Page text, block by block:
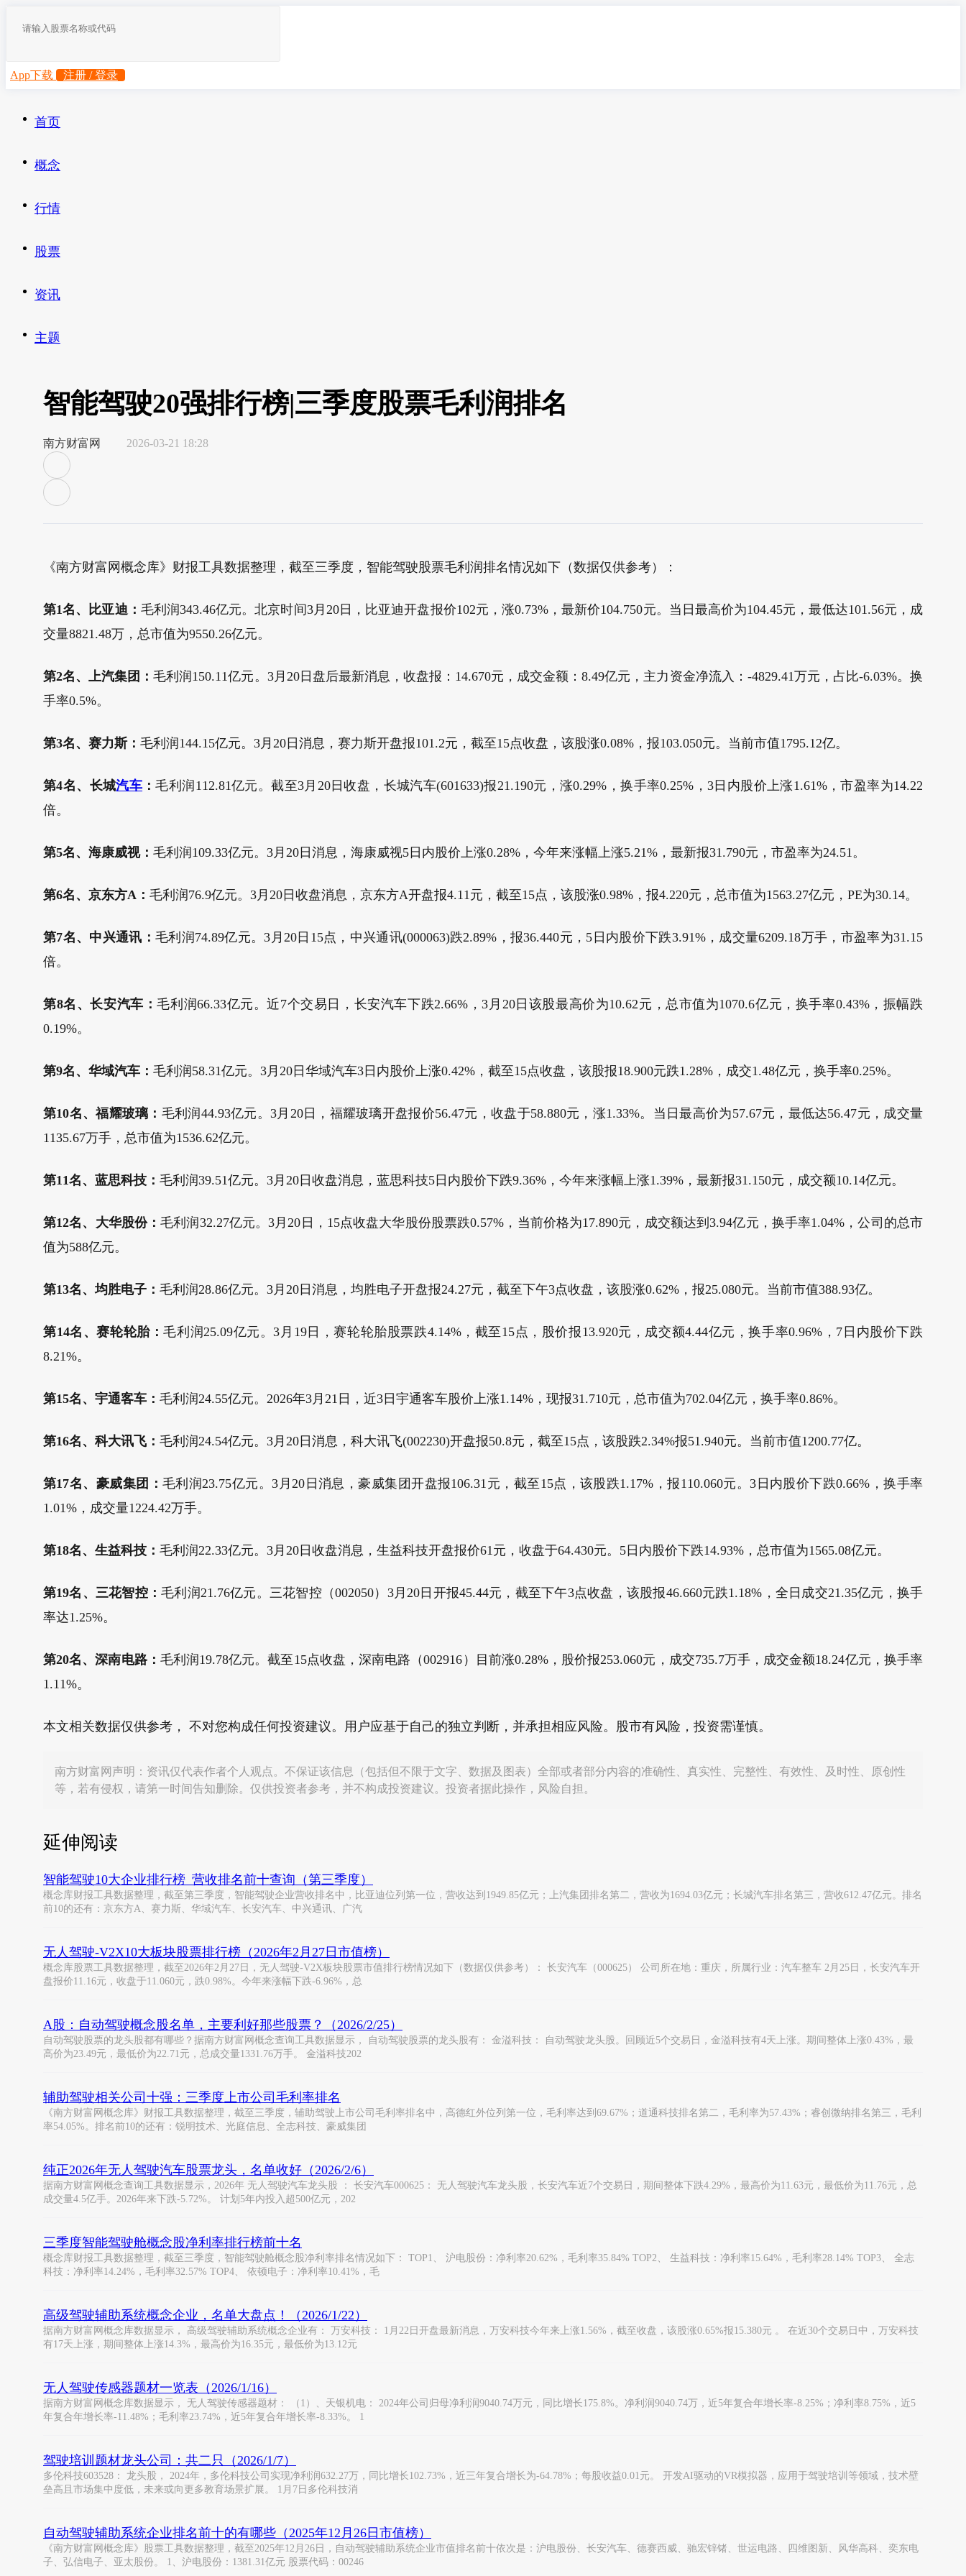
App下载 注册 / 登录
首页
概念
行情
股票
资讯
主题
智能驾驶20强排行榜|三季度股票毛利润排名
南方财富网 2026-03-21 18:28
《南方财富网概念库》财报工具数据整理，截至三季度，智能驾驶股票毛利润排名情况如下（数据仅供参考）：
第1名、比亚迪： 毛利润343.46亿元。北京时间3月20日，比亚迪开盘报价102元，涨0.73%，最新价104.750元。当日最高价为104.45元，最低达101.56元，成
交量8821.48万，总市值为9550.26亿元。
第2名、上汽集团：毛利润150.11亿元。3月20日盘后最新消息，收盘报：14.670元，成交金额：8.49亿元，主力资金净流入：-4829.41万元，占比-6.03%。换
手率0.5%。
第3名、赛力斯： 毛利润144.15亿元。3月20日消息，赛力斯开盘报101.2元，截至15点收盘，该股涨0.08%，报103.050元。当前市值1795.12亿。
第4名、长城汽车 ：毛利润112.81亿元。截至3月20日收盘，长城汽车(601633)报21.190元，涨0.29%，换手率0.25%，3日内股价上涨1.61%，市盈率为14.22
倍。
第5名、海康威视： 毛利润109.33亿元。3月20日消息，海康威视5日内股价上涨0.28%，今年来涨幅上涨5.21%，最新报31.790元，市盈率为24.51。
第6名、京东方A： 毛利润76.9亿元。3月20日收盘消息，京东方A开盘报4.11元，截至15点，该股涨0.98%，报4.220元，总市值为1563.27亿元，PE为30.14。
第7名、中兴通讯： 毛利润74.89亿元。3月20日15点，中兴通讯(000063)跌2.89%，报36.440元，5日内股价下跌3.91%，成交量6209.18万手，市盈率为31.15
倍。
第8名、长安汽车：毛利润66.33亿元。近7个交易日，长安汽车下跌2.66%，3月20日该股最高价为10.62元，总市值为1070.6亿元，换手率0.43%，振幅跌
0.19%。
第9名、华域汽车： 毛利润58.31亿元。3月20日华域汽车3日内股价上涨0.42%，截至15点收盘，该股报18.900元跌1.28%，成交1.48亿元，换手率0.25%。
第10名、福耀玻璃： 毛利润44.93亿元。3月20日，福耀玻璃开盘报价56.47元，收盘于58.880元，涨1.33%。当日最高价为57.67元，最低达56.47元，成交量
1135.67万手，总市值为1536.62亿元。
第11名、蓝思科技： 毛利润39.51亿元。3月20日收盘消息，蓝思科技5日内股价下跌9.36%，今年来涨幅上涨1.39%，最新报31.150元，成交额10.14亿元。
第12名、大华股份：毛利润32.27亿元。3月20日，15点收盘大华股份股票跌0.57%，当前价格为17.890元，成交额达到3.94亿元，换手率1.04%，公司的总市
值为588亿元。
第13名、均胜电子： 毛利润28.86亿元。3月20日消息，均胜电子开盘报24.27元，截至下午3点收盘，该股涨0.62%，报25.080元。当前市值388.93亿。
第14名、赛轮轮胎：毛利润25.09亿元。3月19日，赛轮轮胎股票跌4.14%，截至15点，股价报13.920元，成交额4.44亿元，换手率0.96%，7日内股价下跌
8.21%。
第15名、宇通客车： 毛利润24.55亿元。2026年3月21日，近3日宇通客车股价上涨1.14%，现报31.710元，总市值为702.04亿元，换手率0.86%。
第16名、科大讯飞： 毛利润24.54亿元。3月20日消息，科大讯飞(002230)开盘报50.8元，截至15点，该股跌2.34%报51.940元。当前市值1200.77亿。
第17名、豪威集团：毛利润23.75亿元。3月20日消息，豪威集团开盘报106.31元，截至15点，该股跌1.17%，报110.060元。3日内股价下跌0.66%，换手率
1.01%，成交量1224.42万手。
第18名、生益科技： 毛利润22.33亿元。3月20日收盘消息，生益科技开盘报价61元，收盘于64.430元。5日内股价下跌14.93%，总市值为1565.08亿元。
第19名、三花智控：毛利润21.76亿元。三花智控（002050）3月20日开报45.44元，截至下午3点收盘，该股报46.660元跌1.18%，全日成交21.35亿元，换手
率达1.25%。
第20名、深南电路： 毛利润19.78亿元。截至15点收盘，深南电路（002916）目前涨0.28%，股价报253.060元，成交735.7万手，成交金额18.24亿元，换手率
1.11%。
本文相关数据仅供参考， 不对您构成任何投资建议。用户应基于自己的独立判断，并承担相应风险。股市有风险，投资需谨慎。
南方财富网声明：资讯仅代表作者个人观点。不保证该信息（包括但不限于文字、数据及图表）全部或者部分内容的准确性、真实性、完整性、有效性、及时性、原创性
等，若有侵权，请第一时间告知删除。仅供投资者参考，并不构成投资建议。投资者据此操作，风险自担。
延伸阅读
智能驾驶10大企业排行榜_营收排名前十查询（第三季度）
概念库财报工具数据整理，截至第三季度，智能驾驶企业营收排名中，比亚迪位列第一位，营收达到1949.85亿元；上汽集团排名第二，营收为1694.03亿元；长城汽车排名第三，营收612.47亿元。排名
前10的还有：京东方A、赛力斯、华域汽车、长安汽车、中兴通讯、广汽
无人驾驶-V2X10大板块股票排行榜（2026年2月27日市值榜）
概念库股票工具数据整理，截至2026年2月27日，无人驾驶-V2X板块股票市值排行榜情况如下（数据仅供参考）： 长安汽车（000625） 公司所在地：重庆，所属行业：汽车整车 2月25日，长安汽车开
盘报价11.16元，收盘于11.060元，跌0.98%。今年来涨幅下跌-6.96%，总
A股：自动驾驶概念股名单，主要利好那些股票？（2026/2/25）
自动驾驶股票的龙头股都有哪些？据南方财富网概念查询工具数据显示， 自动驾驶股票的龙头股有： 金溢科技： 自动驾驶龙头股。回顾近5个交易日，金溢科技有4天上涨。期间整体上涨0.43%，最
高价为23.49元，最低价为22.71元，总成交量1331.76万手。 金溢科技202
辅助驾驶相关公司十强：三季度上市公司毛利率排名
《南方财富网概念库》财报工具数据整理，截至三季度，辅助驾驶上市公司毛利率排名中，高德红外位列第一位，毛利率达到69.67%；道通科技排名第二，毛利率为57.43%；睿创微纳排名第三，毛利
率54.05%。排名前10的还有：锐明技术、光庭信息、全志科技、豪威集团
纯正2026年无人驾驶汽车股票龙头，名单收好（2026/2/6）
据南方财富网概念查询工具数据显示，2026年 无人驾驶汽车龙头股 ： 长安汽车000625： 无人驾驶汽车龙头股，长安汽车近7个交易日，期间整体下跌4.29%，最高价为11.63元，最低价为11.76元，总
成交量4.5亿手。2026年来下跌-5.72%。 计划5年内投入超500亿元，202
三季度智能驾驶舱概念股净利率排行榜前十名
概念库财报工具数据整理，截至三季度，智能驾驶舱概念股净利率排名情况如下： TOP1、 沪电股份：净利率20.62%，毛利率35.84% TOP2、 生益科技：净利率15.64%，毛利率28.14% TOP3、 全志
科技：净利率14.24%，毛利率32.57% TOP4、 依顿电子：净利率10.41%，毛
高级驾驶辅助系统概念企业，名单大盘点！（2026/1/22）
据南方财富网概念库数据显示， 高级驾驶辅助系统概念企业有： 万安科技： 1月22日开盘最新消息，万安科技今年来上涨1.56%，截至收盘，该股涨0.65%报15.380元 。 在近30个交易日中，万安科技
有17天上涨，期间整体上涨14.3%，最高价为16.35元，最低价为13.12元
无人驾驶传感器题材一览表（2026/1/16）
据南方财富网概念库数据显示， 无人驾驶传感器题材： （1）、天银机电： 2024年公司归母净利润9040.74万元，同比增长175.8%。净利润9040.74万，近5年复合年增长率-8.25%；净利率8.75%，近5
年复合年增长率-11.48%；毛利率23.74%，近5年复合年增长率-8.33%。 1
驾驶培训题材龙头公司：共二只（2026/1/7）
多伦科技603528： 龙头股， 2024年，多伦科技公司实现净利润632.27万，同比增长102.73%，近三年复合增长为-64.78%；每股收益0.01元。 开发AI驱动的VR模拟器，应用于驾驶培训等领域，技术壁
垒高且市场集中度低，未来或向更多教育场景扩展。 1月7日多伦科技消
自动驾驶辅助系统企业排名前十的有哪些（2025年12月26日市值榜）
《南方财富网概念库》股票工具数据整理，截至2025年12月26日，自动驾驶辅助系统企业市值排名前十依次是：沪电股份、长安汽车、德赛西威、驰宏锌锗、世运电路、四维图新、风华高科、奕东电
子、弘信电子、亚太股份。 1、沪电股份：1381.31亿元 股票代码：00246